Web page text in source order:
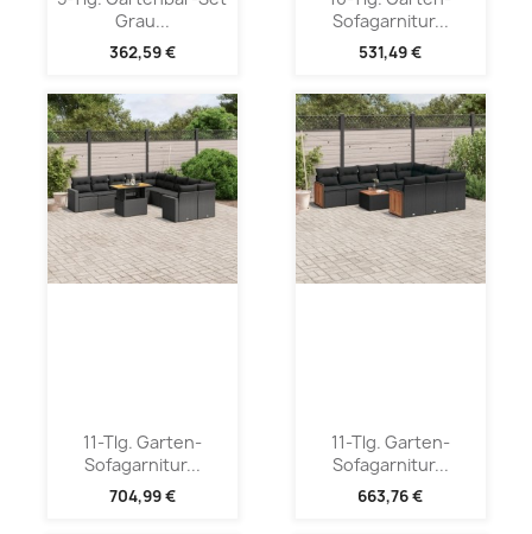
Grau...
362,59 €
Sofagarnitur...
531,49 €
11-Tlg. Garten-
Sofagarnitur...
704,99 €
11-Tlg. Garten-
Sofagarnitur...
663,76 €